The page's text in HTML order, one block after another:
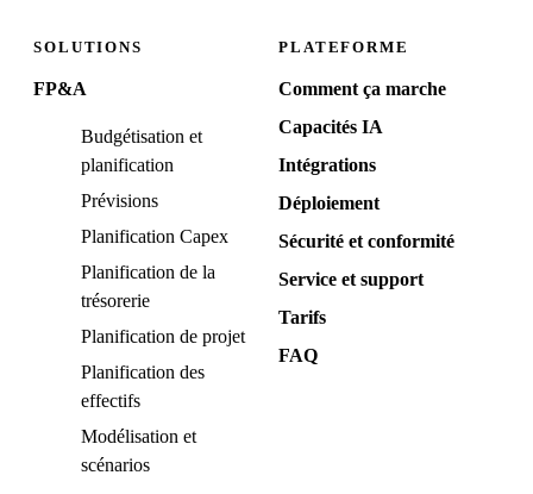
SOLUTIONS
FP&A
Budgétisation et
planification
Prévisions
Planification Capex
Planification de la
trésorerie
Planification de projet
Planification des
effectifs
Modélisation et
scénarios
PLATEFORME
Comment ça marche
Capacités IA
Intégrations
Déploiement
Sécurité et conformité
Service et support
Tarifs
FAQ